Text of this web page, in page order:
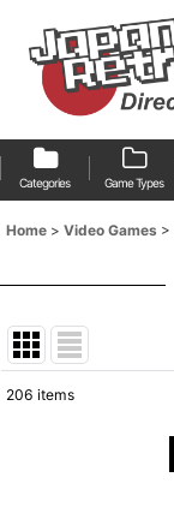
Categories Game Types
Home > Video Games >
206 items